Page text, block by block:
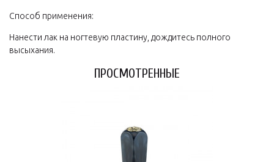
Способ применения:
Нанести лак на ногтевую пластину, дождитесь полного
высыхания.
ПРОСМОТРЕННЫЕ